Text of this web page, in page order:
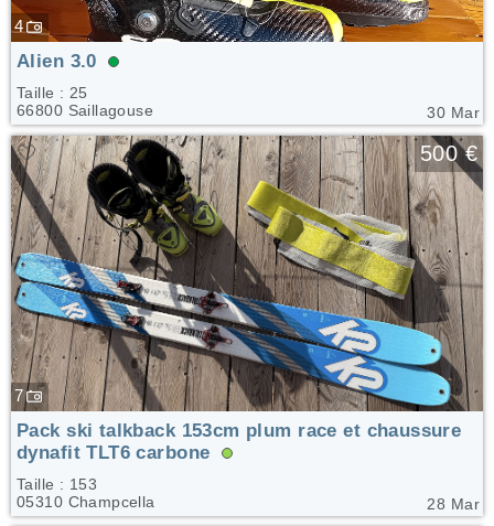
4
30 Mar
Alien 3.0
Taille : 25
66800 Saillagouse
🤍 500 €
7
28 Mar
Pack ski talkback 153cm plum race et chaussure
dynafit TLT6 carbone
Taille : 153
05310 Champcella